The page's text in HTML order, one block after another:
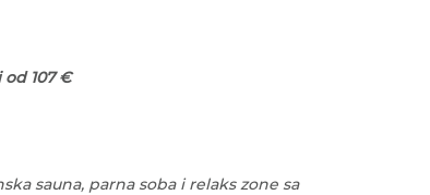
107 €
sauna, parna soba i relaks zone sa